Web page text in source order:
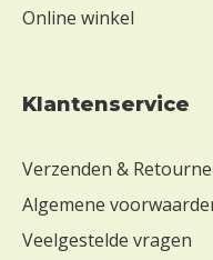
Online winkel
Klantenservice
Verzenden &
Algemene
Veelgestelde vragen